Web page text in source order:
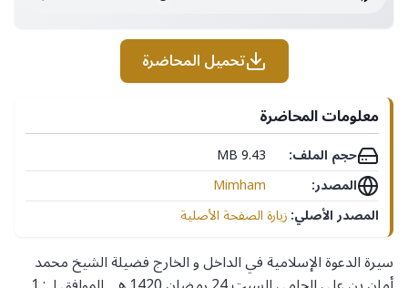
تحميل المحاضرة
معلومات المحاضرة
حجم الملف:
9.43 MB
المصدر:
Mimham
المصدر الأصلي:زيارة الصفحة الأصلية
سيرة الدعوة الإسلامية في الداخل و الخارج فضيلة الشيخ محمد